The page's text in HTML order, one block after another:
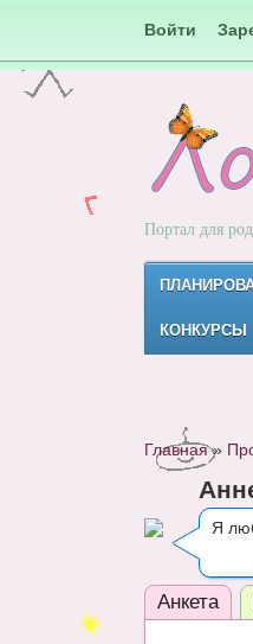
Войти
Портал для
КОНКУРСЫ
Главная»
Я
Анкета